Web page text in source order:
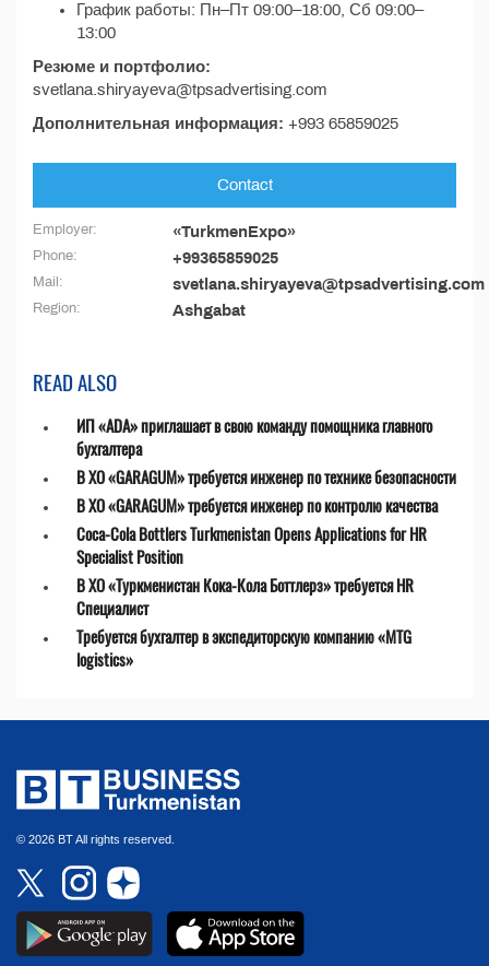
График работы: Пн–Пт 09:00–18:00, Сб 09:00–
13:00
Резюме и портфолио:
svetlana.shiryayeva@tpsadvertising.com
Дополнительная информация: +993 65859025
Contact
Employer: «TurkmenExpo»
Phone: +99365859025
Mail: svetlana.shiryayeva@tpsadvertising.com
Region: Ashgabat
READ ALSO
ИП «ADA» приглашает в свою команду помощника главного
бухгалтера
В ХО «GARAGUM» требуется инженер по технике безопасности
В ХО «GARAGUM» требуется инженер по контролю качества
Coca-Cola Bottlers Turkmenistan Opens Applications for HR
Specialist Position
В ХО «Туркменистан Кока-Кола Боттлерз» требуется HR
Специалист
Требуется бухгалтер в экспедиторскую компанию «MTG
logistics»
© 2026 BT All rights reserved.